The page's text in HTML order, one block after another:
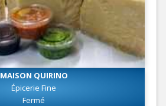
MAISON QUIRINO
Épicerie Fine
Fermé